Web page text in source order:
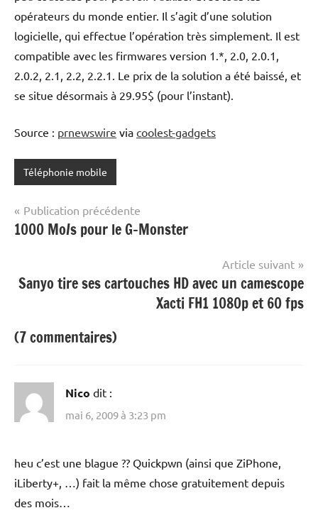
opérateurs du monde entier. Il s’agit d’une solution
logicielle, qui effectue l’opération très simplement. Il est
compatible avec les firmwares version 1.*, 2.0, 2.0.1,
2.0.2, 2.1, 2.2, 2.2.1. Le prix de la solution a été baissé, et
se situe désormais à 29.95$ (pour l’instant).
Source : prnewswire via coolest-gadgets
Téléphonie mobile
Navigation
de
Publication précédente
1000 Mo/s pour le G-Monster
Article suivant
Sanyo tire ses cartouches HD avec un camescope
Xacti FH1 1080p et 60 fps
(7 commentaires)
Nico dit :
mai 6, 2009 à 3:23 pm
heu c’est une blague ?? Quickpwn (ainsi que ZiPhone,
iLiberty+, …) fait la même chose gratuitement depuis
des mois…